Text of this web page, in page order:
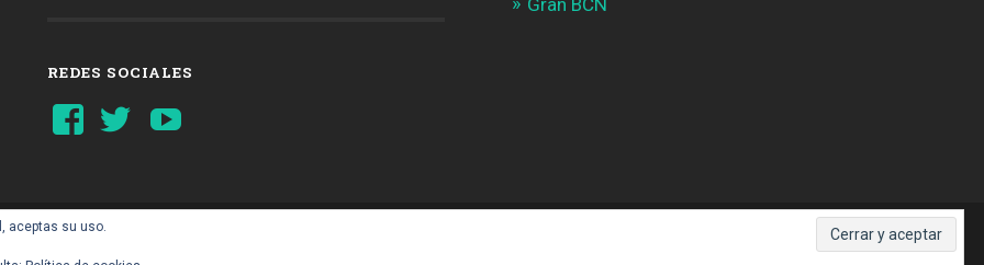
REDES SOCIALES
Ver
perfil
Ver
perfil
SUBIR ↑
aceptas su uso.